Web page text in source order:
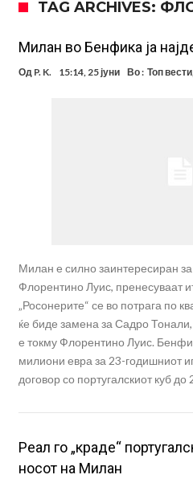
Ливерпул и Арсенал
вреден 69 милиони евра!
Кој го убеди Родри да ја
Инфантино го возвраќа ударот,
TAG ARCHIVES:
Милан во Бенфика ја
Од P. K. 15:14, 25 јуни Во : Топ вести,
Милан е силно заинтересиран
Флорентино Луис, пренесуваат
„Росонерите“ се во потрага по
ќе биде замена за Садро
е токму Флорентино Луис.
милиони евра за 23-годишниот
договор со португалскиот куб
Реал го „краде“
носот на Милан